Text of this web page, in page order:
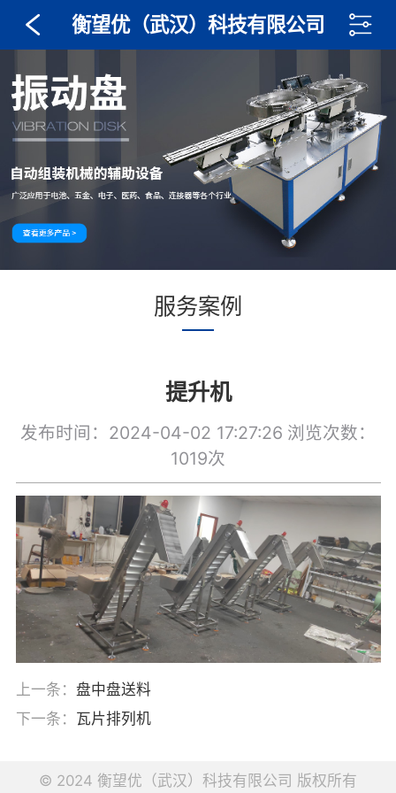
衡望优（武汉）科技有限公司
服务案例
提升机
发布时间：2024-04-02 17:27:26 浏览次数：
1019次
上一条： 盘中盘送料
下一条： 瓦片排列机
© 2024 衡望优（武汉）科技有限公司 版权所有